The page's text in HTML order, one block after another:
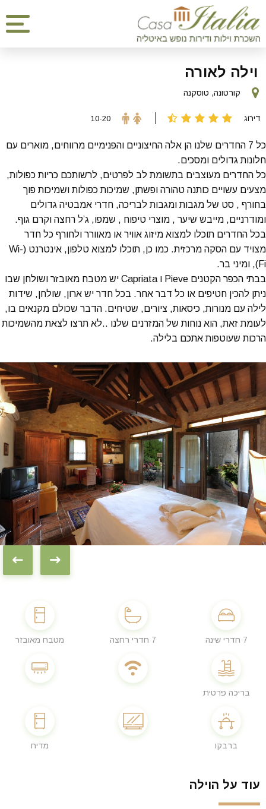
וילה לאורה
דירוג 10-20
קורטונה, טוסקנה
כל 7 החדרים שלנו הן אלה החיצוניים והפנימיים מרווחים, מוארים עם
חלונות גדולים ומסכים.
כל החדרים מעוצבים בתשומת לב לפרטים, לרשותכם כריות כפולות,
מצעים עשויים כותנה טהורה ופשתן, שמיכות כפולות ושמיכות פוך
בחורף , סט של מגבות ומגבות לבריכה, חדרי אמבטיה גדולים
ומודרניים, מייבש שיער , מוצרי טיפוח , שמפו, ג’ל רחצה וקרם גוף.
בכל החדרים תוכלו למצוא מיזוג אוויר או מאוורר ולחורף כל חדר
מצויד עם הסקה מרכזית. כמו כן, תוכלו למצוא טלפון, אינטרנט (Wi-
Fi), ומיני בר.
בבתי הכפר הקטנים Pieve ו Capriata יש מטבח מאובזר ושולחן שבו
ניתן להכין חטיפים או כל דבר אחר. בכל חדר יש ארון, שולחן, שידות
לילה עם מנורות, כיסאות, ציורים, שטיחים. הדבר שכולם מקנאים בו,
לעומת זאת, הוא נוחות של המזרנים שלנו ..לא תרצו לצאת מהשמיכות
הרכות שעוטפות אתכם בלילה.
7 חדרי שינה 7 חדרי רחצה מטבח מאובזר
בריכה פרטית
ברבקו מדיח
עוד על הוילה